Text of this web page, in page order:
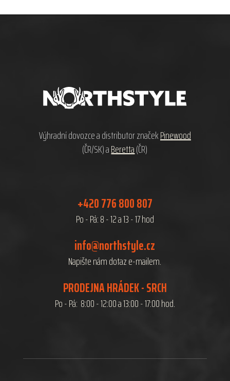
Výhradní dovozce a distributor značekPinewood
(ČR/SK) aBeretta(ČR)
+420 776 800 807
Po - Pá: 8 - 12 a 13 - 17 hod
info@northstyle.cz
Napište nám dotaz e-mailem.
PRODEJNA HRÁDEK - SRCH
Po - Pá: 8:00 - 12:00 a 13:00 - 17:00 hod.